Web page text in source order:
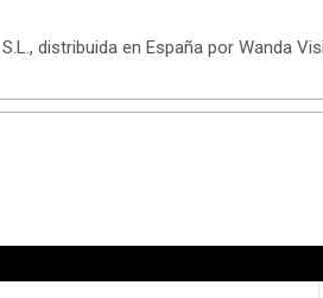
distribuida en España por Wanda